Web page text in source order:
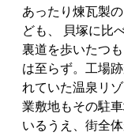
あったり煉瓦製
ども、 貝塚に比
裏道を歩いたつ
は至らず。工場
れていた温泉リ
業敷地もその駐
いるうえ、街全